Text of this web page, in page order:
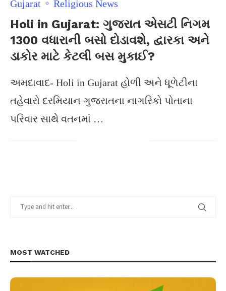
Gujarat Religious News
Holi in Gujarat: ગુજરાત એસટી નિગમ
1300 વધારાની બસો દોડાવશે, દ્વારકા અને
ડાકોર માટે કેટલી બસ મુકાઈ?
અમદાવાદ- Holi in Gujarat હોળી અને ધૂળેટીના
તહેવારો દરમિયાન ગુજરાતના નાગરિકો પોતાના
પરિવાર સાથે વતનમાં …
MOST WATCHED